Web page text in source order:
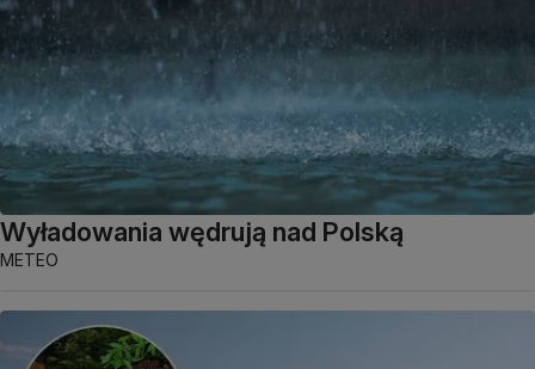
Wyładowania wędrują nad Polską
METEO